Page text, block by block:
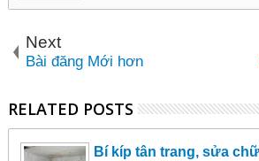
Next
Bài đăng Mới hơn
RELATED POSTS
Bí kíp tân trang, sửa